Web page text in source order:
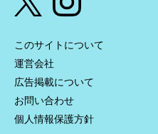
このサイトについて
運営会社
広告掲載について
お問い合わせ
個人情報保護方針